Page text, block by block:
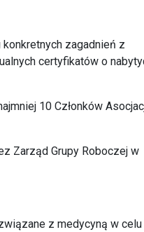
zagadnień z
certyfikatów o
10 Członków
Zarząd Grupy Roboczej w
z medycyną w celu